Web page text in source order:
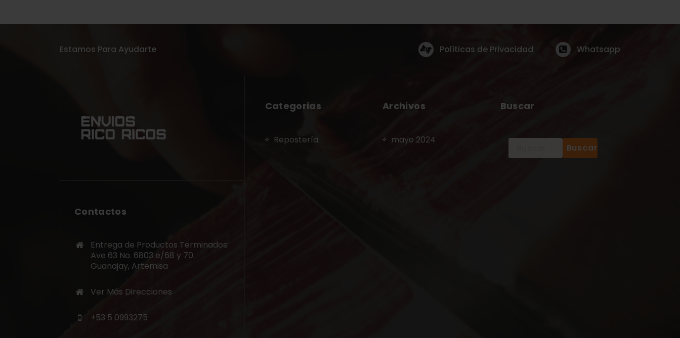
Estamos Para Ayudarte Políticas de Privacidad Whatsapp
Contactos
Entrega de Productos Terminados:
Ave 63 No. 6803 e/68 y 70.
Guanajay, Artemisa
Ver Más Direcciones
+53 5 0993275
Categorias
Repostería
Archivos
mayo 2024
Buscar